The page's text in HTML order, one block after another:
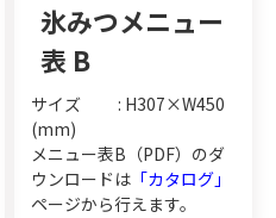
氷みつメニュー
表 B
サイズ : H307×W450
(mm)
メニュー表B（PDF）のダ
ウンロードは 「カタログ」
ページから行えます。